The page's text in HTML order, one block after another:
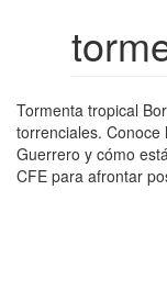
Tormenta tropical
torrenciales. Conoce
Guerrero y cómo
CFE para afrontar